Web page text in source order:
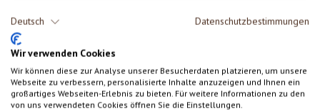
Deutsch Datenschutzbestimmungen
Wir verwenden Cookies
Wir können diese zur Analyse unserer Besucherdaten platzieren, um unsere
Webseite zu verbessern, personalisierte Inhalte anzuzeigen und Ihnen ein
großartiges Webseiten-Erlebnis zu bieten. Für weitere Informationen zu den
von uns verwendeten Cookies öffnen Sie die Einstellungen.
Valutazione media di 0 su 5 stelle
Formula una valutazione!
Condividi le tue esperienze con il prodotto con altri clienti.